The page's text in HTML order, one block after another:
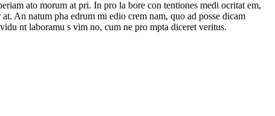
ato morum at pri. In pro la bore con tentiones medi ocritat em,
An natum pha edrum mi edio crem nam, quo ad posse dicam
nt laboramu s vim no, cum ne pro mpta diceret veritus.